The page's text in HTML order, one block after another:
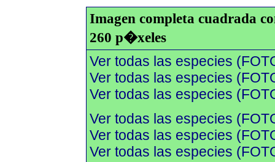
Imagen completa cuadrada
260 p�xeles
Ver todas las especies
Ver todas las especies
Ver todas las especies
Ver todas las especies
Ver todas las especies
Ver todas las especies